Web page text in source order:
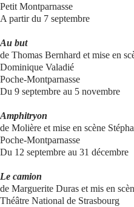
Petit Montparnasse
A partir du 7 septembre
Au but
de Thomas Bernhard et mise en
Dominique Valadié
Poche-Montparnasse
Du 9 septembre au 5 novembre
Amphitryon
de Molière et mise en scène
Poche-Montparnasse
Du 12 septembre au 31 décembre
Le camion
de Marguerite Duras et mis en
Théâtre National de Strasbourg